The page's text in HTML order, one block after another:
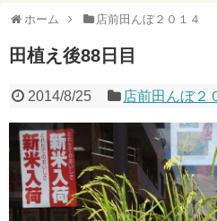
ホーム 店前田んぼ２０１４
田植え後88日目
2014/8/25 店前田んぼ２